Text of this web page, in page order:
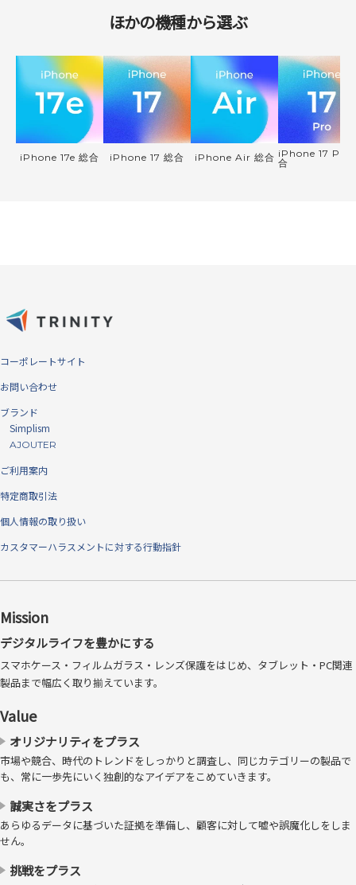
明
ほかの機種から選ぶ
iPhone 17e 総合 iPhone 17 総合 iPhone Air 総合 iPhone 17 Pro
合
コーポレートサイト
お問い合わせ
ブランド
Simplism
AJOUTER
ご利用案内
特定商取引法
個人情報の取り扱い
カスタマーハラスメントに対する行動指針
Mission
デジタルライフを豊かにする
スマホケース・フィルムガラス・レンズ保護をはじめ、タブレット・PC関連
製品まで幅広く取り揃えています。
Value
オリジナリティをプラス
市場や競合、時代のトレンドをしっかりと調査し、同じカテゴリーの製品で
も、常に一歩先にいく独創的なアイデアをこめていきます。
誠実さをプラス
あらゆるデータに基づいた証拠を準備し、顧客に対して嘘や誤魔化しをしま
せん。
挑戦をプラス